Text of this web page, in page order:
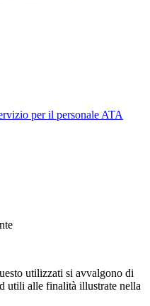
per il personale ATA
utilizzati si avvalgono di
utili alle finalità illustrate nella